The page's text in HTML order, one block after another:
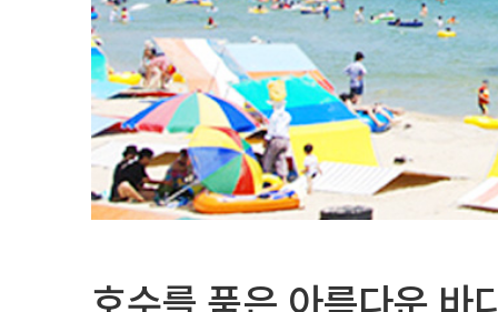
호수를 품은 아름다운 바